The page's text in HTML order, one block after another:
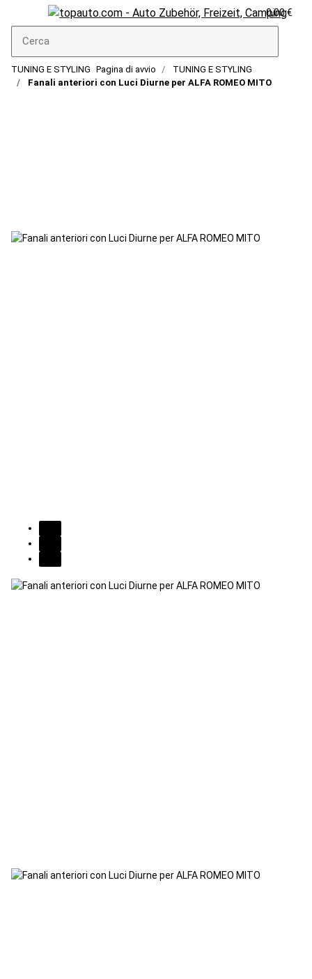
0,00 €
TUNING E STYLING Pagina di avvio
TUNING E STYLING
Fanali anteriori con Luci Diurne per ALFA ROMEO MITO